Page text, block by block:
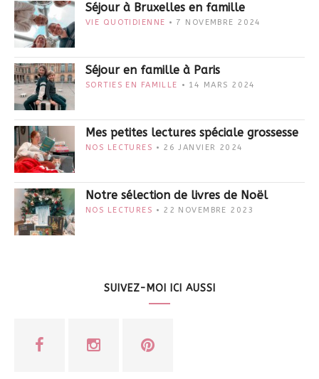
Séjour à Bruxelles en famille
VIE QUOTIDIENNE 7 NOVEMBRE 2024
Séjour en famille à Paris
SORTIES EN FAMILLE 14 MARS 2024
Mes petites lectures spéciale grossesse
NOS LECTURES 26 JANVIER 2024
Notre sélection de livres de Noël
NOS LECTURES 22 NOVEMBRE 2023
SUIVEZ-MOI ICI AUSSI